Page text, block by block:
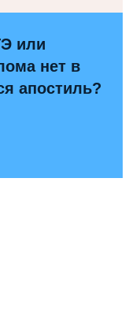
или
нет в
апостиль?